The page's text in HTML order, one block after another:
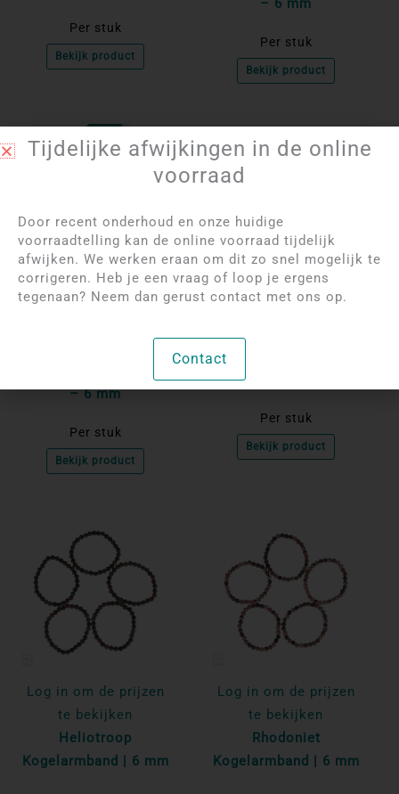
Per stuk
Bekijk product
– 6 mm
Per stuk
Bekijk product
NIET OP VOORRAAD
Log in om de prijzen
– 6 mm
Per stuk
Bekijk product
Log in om de prijzen
Per stuk
Bekijk product
Log in om de prijzen
te bekijken
Heliotroop
Kogelarmband | 6 mm
Log in om de prijzen
te bekijken
Rhodoniet
Kogelarmband | 6 mm
Tijdelijke afwijkingen in de online
voorraad
Door recent onderhoud en onze huidige
voorraadtelling kan de online voorraad tijdelijk
afwijken. We werken eraan om dit zo snel mogelijk te
corrigeren. Heb je een vraag of loop je ergens
tegenaan? Neem dan gerust contact met ons op.
Contact